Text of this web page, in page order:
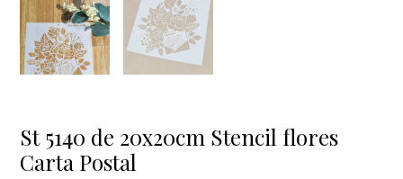
St 5140 de 20x20cm Stencil flores
Carta Postal